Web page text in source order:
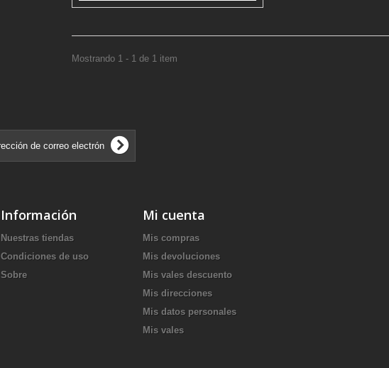
Mostrando 1 - 1 de 1 item
Información
Nuestras tiendas
Condiciones de uso
Sobre
Mi cuenta
Mis compras
Mis devoluciones
Mis vales descuento
Mis direcciones
Mis datos personales
Mis vales